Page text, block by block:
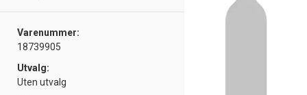
Varenummer:
18739905
Utvalg:
Uten utvalg